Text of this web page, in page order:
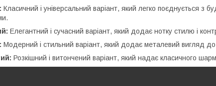
Класичний і універсальний варіант, який легко поєднується з
Елегантний і сучасний варіант, який додає нотку стилю і
Модерний і стильний варіант, який додає металевий вигляд
Розкішний і витончений варіант, який надає класичного